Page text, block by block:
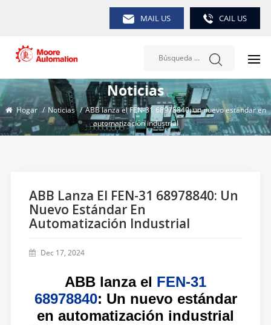
MAIL US CAIL US
Noticias
Hogar / Noticias / ABB lanza el FEN-31 68978840: un nuevo estándar en
automatización industrial
ABB Lanza El FEN-31 68978840: Un
Nuevo Estándar En
Automatización Industrial
Dec 17, 2024
ABB lanza el FEN-31
68978840: Un nuevo estándar
en automatización industrial